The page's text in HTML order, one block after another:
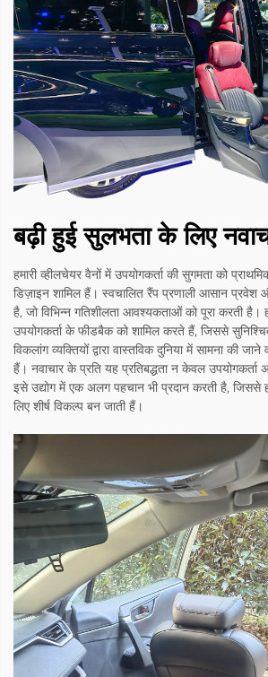
बढ़ी हुई सुलभता के लिए
हमारी व्हीलचेयर वैनों में उपयोगकर्ता की सुगमता को
डिज़ाइन शामिल हैं। स्वचालित रैंप प्रणाली आसान प्रवेश
है, जो विभिन्न गतिशीलता आवश्यकताओं को पूरा करती है।
उपयोगकर्ता के फीडबैक को शामिल करते हैं, जिससे
विकलांग व्यक्तियों द्वारा वास्तविक दुनिया में सामना की
हैं। नवाचार के प्रति यह प्रतिबद्धता न केवल उपयोगकर्ता
इसे उद्योग में एक अलग पहचान भी प्रदान करती है, जिससे
लिए शीर्ष विकल्प बन जाती हैं।